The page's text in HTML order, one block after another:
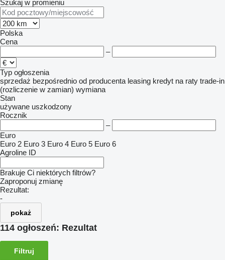
Szukaj w promieniu
Polska
Cena
–
Typ ogłoszenia
sprzedaż bezpośrednio od producenta leasing kredyt na raty trade-in
(rozliczenie w zamian) wymiana
Stan
używane uszkodzony
Rocznik
–
Euro
Euro 2 Euro 3 Euro 4 Euro 5 Euro 6
Agroline ID
Brakuje Ci niektórych filtrów?
Zaproponuj zmianę
Rezultat:
-
pokaż
114 ogłoszeń: Rezultat
Filtruj